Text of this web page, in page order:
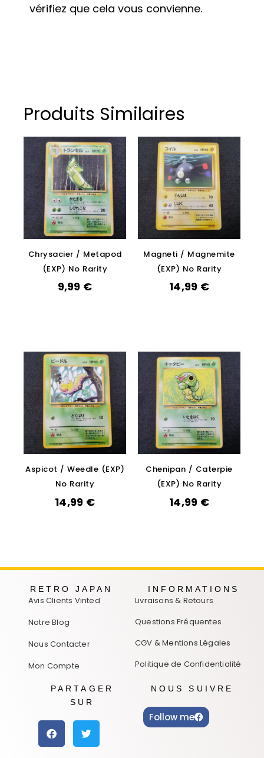
vérifiez que cela vous convienne.
Produits Similaires
Chrysacier / Metapod
(EXP) No Rarity
9,99 €
Magneti / Magnemite
(EXP) No Rarity
14,99 €
Aspicot / Weedle (EXP)
No Rarity
14,99 €
Chenipan / Caterpie
(EXP) No Rarity
14,99 €
RETRO JAPAN
Avis Clients Vinted
Notre Blog
Nous Contacter
Mon Compte
INFORMATIONS
Livraisons & Retours
Questions Fréquentes
CGV & Mentions Légales
Politique de Confidentialité
PARTAGER
SUR
NOUS SUIVRE
Follow me